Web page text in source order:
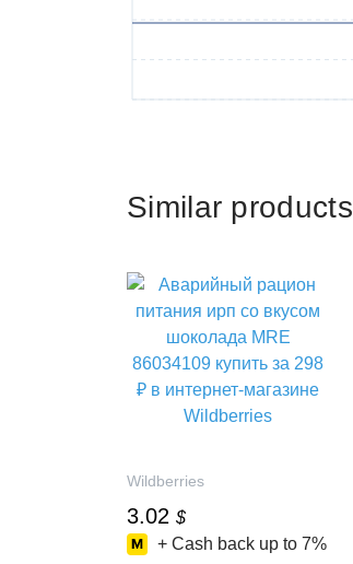
Similar products
Wildberries
3.02 $
+ Cash back up to 7%